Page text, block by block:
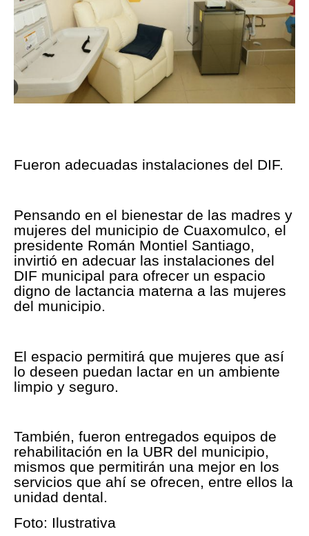
Fueron adecuadas instalaciones del DIF.
Pensando en el bienestar de las madres y
mujeres del municipio de Cuaxomulco, el
presidente Román Montiel Santiago,
invirtió en adecuar las instalaciones del
DIF municipal para ofrecer un espacio
digno de lactancia materna a las mujeres
del municipio.
El espacio permitirá que mujeres que así
lo deseen puedan lactar en un ambiente
limpio y seguro.
También, fueron entregados equipos de
rehabilitación en la UBR del municipio,
mismos que permitirán una mejor en los
servicios que ahí se ofrecen, entre ellos la
unidad dental.
Foto: Ilustrativa